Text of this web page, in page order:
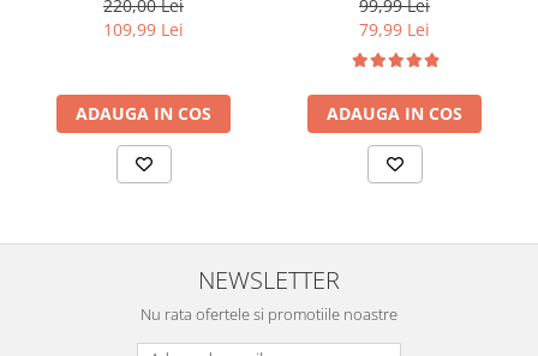
Strength Nourishing
220,00 Lei
109,99 Lei
ADAUGA IN COS
99,99 Lei
79,99 Lei
ADAUGA IN COS
NEWSLETTER
Nu rata ofertele si promotiile noastre